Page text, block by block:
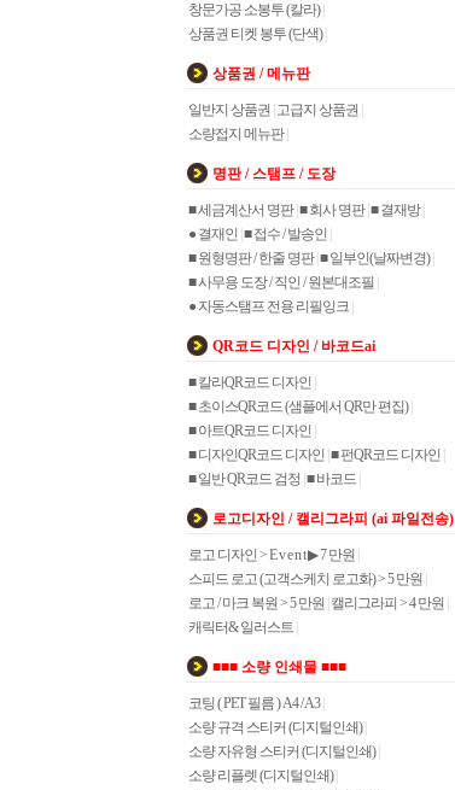
창문가공 소봉투 (칼라)|
상품권 티켓 봉투 (단색)|
상품권 / 메뉴판
일반지 상품권 고급지 상품권
소량접지 메뉴판|
명판 / 스탬프 / 도장
■ 세금계산서 명판| ■ 회사 명판| ■ 결재방|
● 결재인 ■ 접수 / 발송인
■ 원형명판 / 한줄 명판| ■ 일부인(날짜변경)|
■ 사무용 도장 / 직인 / 원본대조필
● 자동스탬프 전용 리필잉크
QR코드 디자인 / 바코드ai
■ 칼라QR코드 디자인
■ 초이스QR코드 (샘플에서 QR만 편집)|
■ 아트QR코드 디자인
■ 디자인QR코드 디자인 ■ 펀QR코드 디자인
■ 일반 QR코드 검정 ■ 바코드
로고디자인 / 캘리그라피 (ai 파일전송)
로고 디자인 > E v e n t ▶ 7 만원
스피드 로고 (고객스케치 로고화) > 5 만원
로고 / 마크 복원 > 5 만원 캘리그라피 > 4 만원
캐릭터& 일러스트
■■■ 소량 인쇄물 ■■■
코팅 ( PET 필름 ) A4 / A3|
소량 규격 스티커 (디지털인쇄)|
소량 자유형 스티커 (디지털인쇄)|
소량 리플렛 (디지털인쇄)|